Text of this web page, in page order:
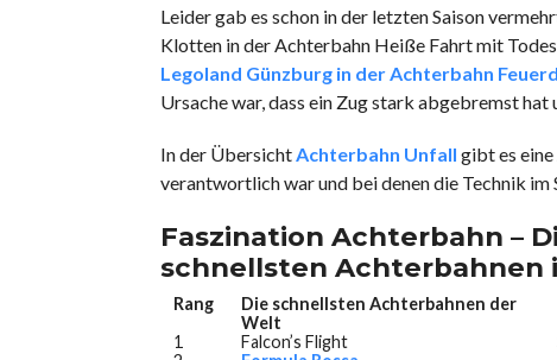
Leider gab es schon in der letzten Saison
Klotten in der Achterbahn Heiße Fahrt mit
Legoland Günzburg in der Achterbahn
Ursache war, dass ein Zug stark abgebremst
In der ÜbersichtAchterbahn Unfall gibt es
verantwortlich war und bei denen die Technik im
Faszination Achterbahn –
schnellsten Achterbahnen
Rang
Die schnellsten Achterbahnen der
Welt
1
Falcon’s Flight